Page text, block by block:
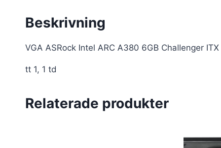
Beskrivning
VGA ASRock Intel ARC A380 6GB Challenger ITX
tt 1, 1 td
Relaterade produkter